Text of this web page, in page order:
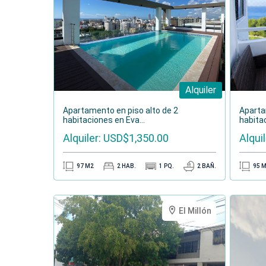
Ascensores
Vestíbulo principal con área de recepción
Club de tenis
Estacionamiento al aire libre
Características delAlquiler
Apartamento en piso alto de 2
habitaciones en Eva...
Alquiler: USD$1,350.00
97 M2 2 HAB. 1 PQ. 2 BAÑ. 95
El Millón